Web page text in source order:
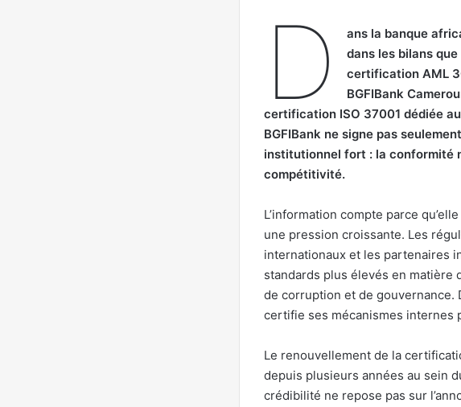
D
ans la banque
dans les bilans
certification AML
BGFIBank
certification ISO 37001 dédiée
BGFIBank ne signe pas
institutionnel fort : la conformité
compétitivité.
L’information compte parce
une pression croissante. Les
internationaux et les partenaires
standards plus élevés en
de corruption et de gouvernance.
certifie ses mécanismes internes
Le renouvellement de la
depuis plusieurs années au sein
crédibilité ne repose pas sur